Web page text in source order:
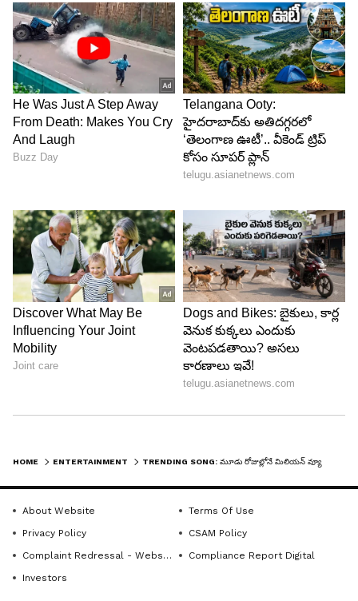
RECOMMENDED STORIES
Katrina Kaif: బాలీవుడ్ లో రిజెక్ట్
మారిపోయింది
Aamir Khan Marriage: ఆమిర్
ఇదే!
HOME ENTERTAINMENT
About Website
Terms Of Use
Privacy Policy
CSAM Policy
Complaint Redressal - Website
Compliance Report Digital
Investors